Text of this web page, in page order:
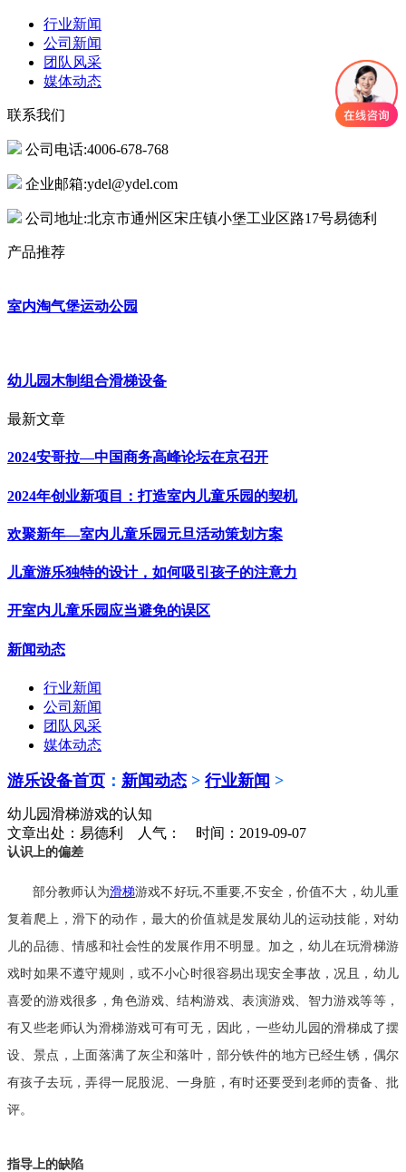
行业新闻
公司新闻
团队风采
媒体动态
联系我们
公司电话:4006-678-768
企业邮箱:ydel@ydel.com
公司地址:北京市通州区宋庄镇小堡工业区路17号易德利
产品推荐
室内淘气堡运动公园
幼儿园木制组合滑梯设备
最新文章
2024安哥拉—中国商务高峰论坛在京召开
2024年创业新项目：打造室内儿童乐园的契机
欢聚新年—室内儿童乐园元旦活动策划方案
儿童游乐独特的设计，如何吸引孩子的注意力
开室内儿童乐园应当避免的误区
新闻动态
行业新闻
公司新闻
团队风采
媒体动态
游乐设备首页 ： 新闻动态 > 行业新闻 >
幼儿园滑梯游戏的认知
文章出处：易德利 人气：
时间：2019-09-07
认识上的偏差
部分教师认为滑梯游戏不好玩,不重要,不安全，价值不大，幼儿重
复着爬上，滑下的动作，最大的价值就是发展幼儿的运动技能，对幼
儿的品德、情感和社会性的发展作用不明显。加之，幼儿在玩滑梯游
戏时如果不遵守规则，或不小心时很容易出现安全事故，况且，幼儿
喜爱的游戏很多，角色游戏、结构游戏、表演游戏、智力游戏等等，
有又些老师认为滑梯游戏可有可无，因此，一些幼儿园的滑梯成了摆
设、景点，上面落满了灰尘和落叶，部分铁件的地方已经生锈，偶尔
有孩子去玩，弄得一屁股泥、一身脏，有时还要受到老师的责备、批
评。
指导上的缺陷